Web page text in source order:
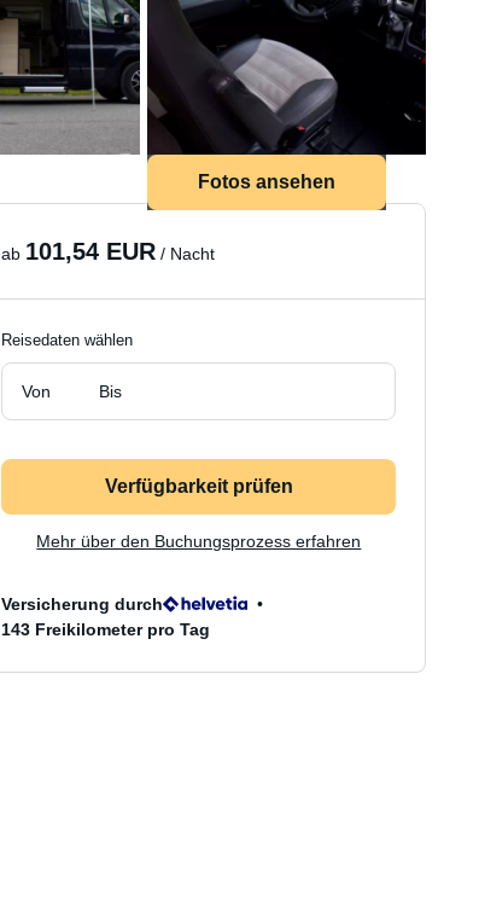
Fotos ansehen
ab 101,54 EUR / Nacht
Reisedaten wählen
Von Bis
Verfügbarkeit prüfen
Mehr über den Buchungsprozess erfahren
Versicherung durch
143 Freikilometer pro Tag